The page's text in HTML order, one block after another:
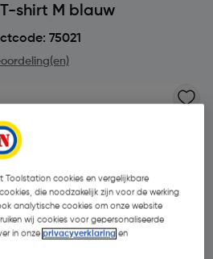
shirt M blauw
75021
Toolstation cookies en vergelijkbare
die noodzakelijk zijn voor de werking
analytische cookies om onze website
wij cookies voor gepersonaliseerde
in onzeprivacyverklaring en